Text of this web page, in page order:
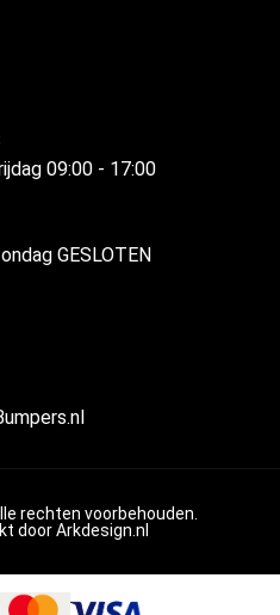
09:00 - 17:00
GESLOTEN
rechten voorbehouden.
doorArkdesign.nl